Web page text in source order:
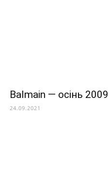
Balmain — осінь 2009
24.09.2021